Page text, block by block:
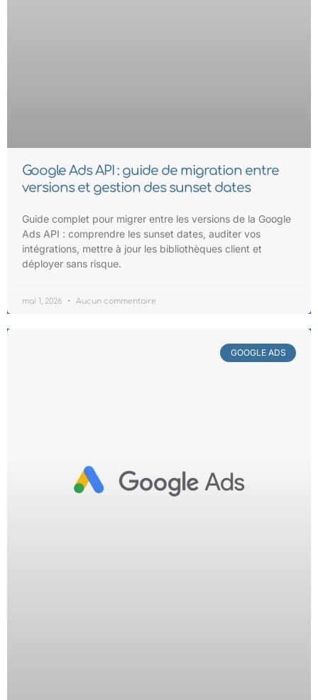
Google Ads API : guide de migration entre
versions et gestion des sunset dates
Guide complet pour migrer entre les versions de la Google
Ads API : comprendre les sunset dates, auditer vos
intégrations, mettre à jour les bibliothèques client et
déployer sans risque.
mai 1, 2026 Aucun commentaire
GOOGLE ADS